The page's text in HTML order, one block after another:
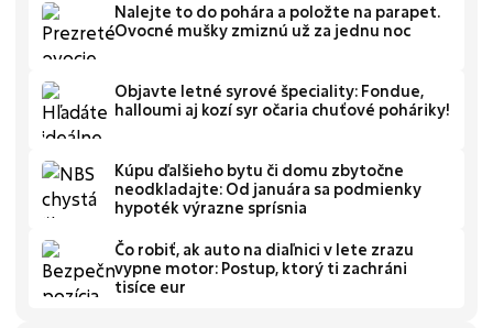
Nalejte to do pohára a položte na parapet.
Ovocné mušky zmiznú už za jednu noc
Objavte letné syrové špeciality: Fondue,
halloumi aj kozí syr očaria chuťové poháriky!
Kúpu ďalšieho bytu či domu zbytočne
neodkladajte: Od januára sa podmienky
hypoték výrazne sprísnia
Čo robiť, ak auto na diaľnici v lete zrazu
vypne motor: Postup, ktorý ti zachráni
tisíce eur